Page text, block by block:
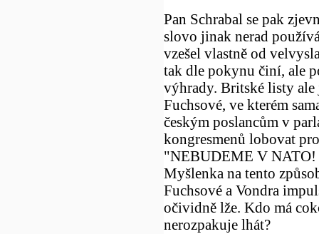
Pan Schrabal se pak
slovo jinak nerad
vzešel vlastně od
tak dle pokynu činí, ale
výhrady. Britské listy
Fuchsové, ve kterém
českým poslancům v
kongresmenů lobovat
"NEBUDEME V NATO!
Myšlenka na tento
Fuchsové a Vondra
očividně lže. Kdo má
nerozpakuje lhát?